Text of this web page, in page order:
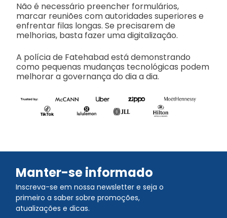
Não é necessário preencher formulários,
marcar reuniões com autoridades superiores e
enfrentar filas longas. Se precisarem de
melhorias, basta fazer uma digitalização.
A polícia de Fatehabad está demonstrando
como pequenas mudanças tecnológicas podem
melhorar a governança do dia a dia.
Manter-se informado
Inscreva-se em nossa newsletter e seja o
primeiro a saber sobre promoções,
atualizações e dicas.